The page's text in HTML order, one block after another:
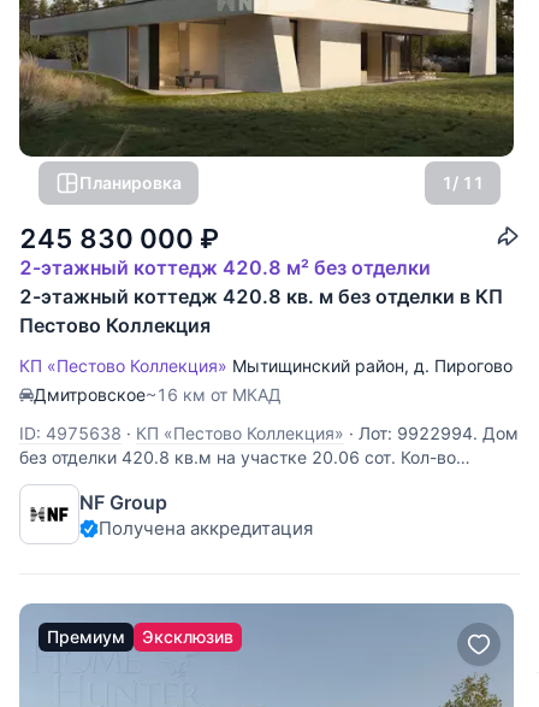
Планировка 1/ 11
245 830 000 ₽
2-этажный коттедж 420.8 м² без отделки
2-этажный коттедж 420.8 кв. м без отделки в КП
Пестово Коллекция
КП «Пестово Коллекция» Мытищинский район, д. Пирогово
Дмитровское~16 км от МКАД
ID: 4975638 · КП «Пестово Коллекция» · Лот: 9922994. Дом
без отделки 420.8 кв.м на участке 20.06 cот. Кол-во
спален: 3. Кол-во с/у: 4. Поселок «Пирогово Коллекция».
Осташковское шоссе, 16 км от МКАД. Без комиссии для
покупателя. Двухэтажный дом площадью 421 м²
NF Group
Получена аккредитация
Премиум Эксклюзив